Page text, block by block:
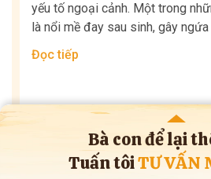
yếu tố ngoại cảnh. Một trong
là nổi mề đay sau sinh, gây ngứa
Đọc tiếp
Mẹ Bị Nổi Mề Đay Có
Không? Tuấn Tôi Giải
Bà con để lại
Tuấn tôiTƯ VẤN